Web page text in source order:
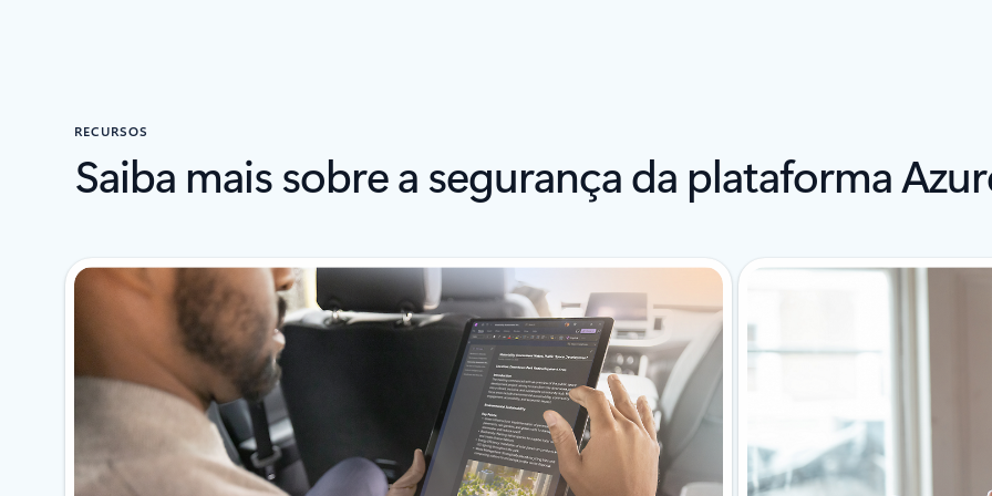
RECURSOS
Saiba mais sobre a segurança da plataforma
A apresentar 1-2 de 4 diapositivos